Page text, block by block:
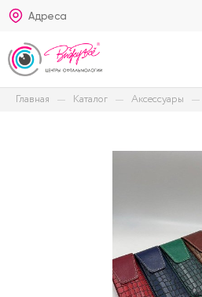
Адреса
Главная Каталог Аксессуары